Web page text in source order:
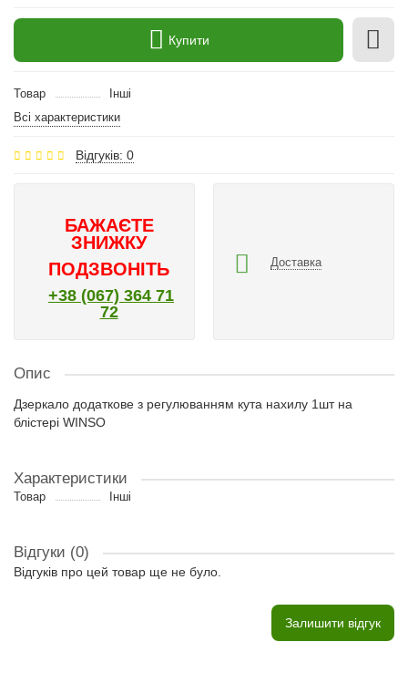
Купити
Товар
Інші
Всі характеристики
Відгуків: 0
БАЖАЄТЕ
ЗНИЖКУ
ПОДЗВОНІТЬ
+38 (067) 364 71
72
Доставка
Опис
Дзеркало додаткове з регулюванням кута нахилу 1шт на
блістері WINSO
Характеристики
Товар Інші
Відгуки (0)
Відгуків про цей товар ще не було.
Залишити відгук